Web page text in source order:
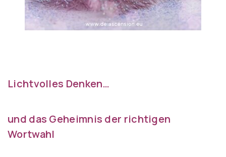
Lichtvolles Denken…
und das Geheimnis der richtigen
Wortwahl